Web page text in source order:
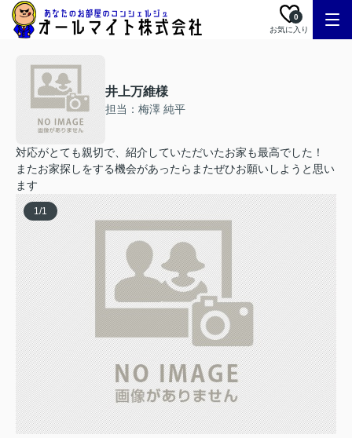
お気に入り
0
井上万維様
担当：梅澤 純平
対応がとても親切で、紹介していただいたお家も最高でした！
またお家探しをする機会があったらまたぜひお願いしようと思い
ます
1/1